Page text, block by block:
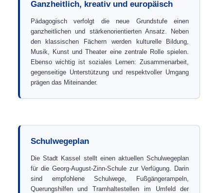
Ganzheitlich, kreativ und europäisch
Pädagogisch verfolgt die neue Grundstufe einen
ganzheitlichen und stärkenorientierten Ansatz. Neben
den klassischen Fächern werden kulturelle Bildung,
Musik, Kunst und Theater eine zentrale Rolle spielen.
Ebenso wichtig ist soziales Lernen: Zusammenarbeit,
gegenseitige Unterstützung und respektvoller Umgang
prägen das Miteinander.
Schulwegeplan
Die Stadt Kassel stellt einen aktuellen Schulwegeplan
für die Georg-August-Zinn-Schule zur Verfügung. Darin
sind empfohlene Schulwege, Fußgängerampeln,
Querungshilfen und Tramhaltestellen im Umfeld der